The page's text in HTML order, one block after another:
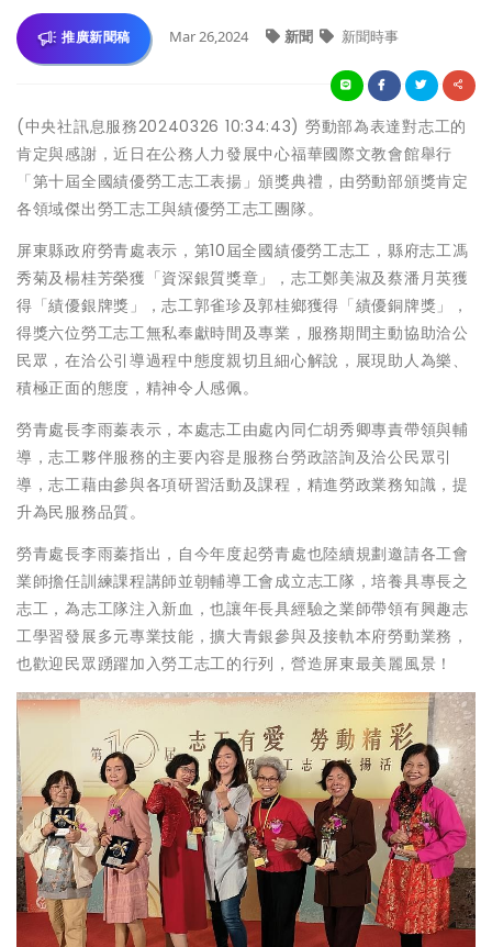
推廣新聞稿 Mar 26,2024 新聞 新聞時事
(中央社訊息服務20240326 10:34:43) 勞動部為表達對志工的
肯定與感謝，近日在公務人力發展中心福華國際文教會館舉行
「第十屆全國績優勞工志工表揚」頒獎典禮，由勞動部頒獎肯定
各領域傑出勞工志工與績優勞工志工團隊。
屏東縣政府勞青處表示，第10屆全國績優勞工志工，縣府志工馮
秀菊及楊桂芳榮獲「資深銀質獎章」，志工鄭美淑及蔡潘月英獲
得「績優銀牌獎」，志工郭雀珍及郭桂鄉獲得「績優銅牌獎」，
得獎六位勞工志工無私奉獻時間及專業，服務期間主動協助洽公
民眾，在洽公引導過程中態度親切且細心解說，展現助人為樂、
積極正面的態度，精神令人感佩。
勞青處長李雨蓁表示，本處志工由處內同仁胡秀卿專責帶領與輔
導，志工夥伴服務的主要內容是服務台勞政諮詢及洽公民眾引
導，志工藉由參與各項研習活動及課程，精進勞政業務知識，提
升為民服務品質。
勞青處長李雨蓁指出，自今年度起勞青處也陸續規劃邀請各工會
業師擔任訓練課程講師並朝輔導工會成立志工隊，培養具專長之
志工，為志工隊注入新血，也讓年長具經驗之業師帶領有興趣志
工學習發展多元專業技能，擴大青銀參與及接軌本府勞動業務，
也歡迎民眾踴躍加入勞工志工的行列，營造屏東最美麗風景！